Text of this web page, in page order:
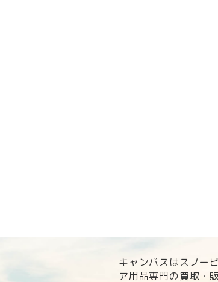
キャンバスはスノー
ア用品専門の買取・